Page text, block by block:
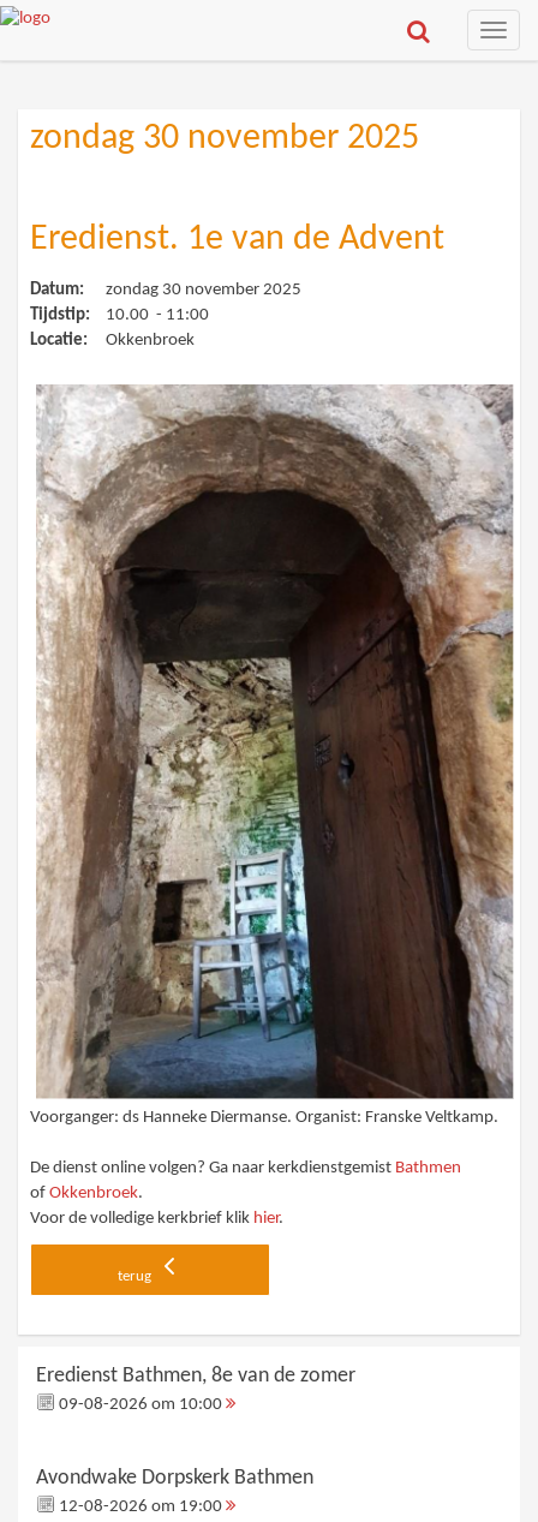
Toggle
zondag 30 november 2025
Eredienst. 1e van de Advent
Datum:
zondag 30 november 2025
Tijdstip:
10.00 - 11:00
Locatie:
Okkenbroek
Voorganger: ds Hanneke Diermanse. Organist: Franske Veltkamp.
De dienst online volgen? Ga naar kerkdienstgemist Bathmen
ofOkkenbroek.
Voor de volledige kerkbrief klik hier.
terug
Eredienst Bathmen, 8e van de zomer
09-08-2026 om 10:00
Avondwake Dorpskerk Bathmen
12-08-2026 om 19:00